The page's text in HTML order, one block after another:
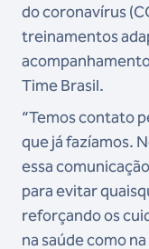
do coronavírus
treinamentos
Time Brasil.
“Temos contato
que já fazíamos.
essa
para evitar
reforçando os
na saúde como